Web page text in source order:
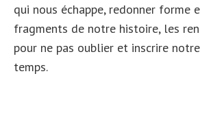
qui nous échappe, redonner forme
fragments de notre histoire, les
pour ne pas oublier et inscrire
temps.